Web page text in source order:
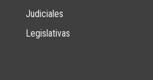
Judiciales
Legislativas